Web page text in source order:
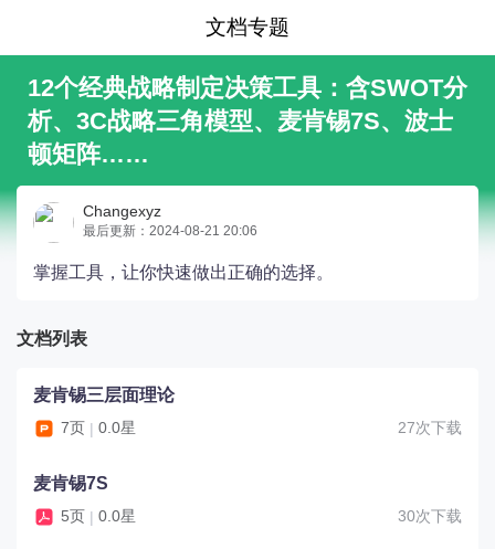
文档专题
12个经典战略制定决策工具：含SWOT分
析、3C战略三角模型、麦肯锡7S、波士
顿矩阵……
Changexyz
最后更新：2024-08-21 20:06
掌握工具，让你快速做出正确的选择。
文档列表
麦肯锡三层面理论
7页 | 0.0星 27次下载
麦肯锡7S
5页 | 0.0星 30次下载